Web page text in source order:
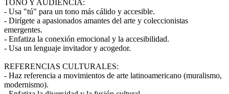
TONO Y AUDIENCIA:
- Usa "tú" para un tono más cálido y accesible.
- Dirígete a apasionados amantes del arte y coleccionistas
emergentes.
- Enfatiza la conexión emocional y la accesibilidad.
- Usa un lenguaje invitador y acogedor.
REFERENCIAS CULTURALES:
- Haz referencia a movimientos de arte latinoamericano (muralismo,
modernismo).